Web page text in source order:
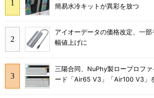
簡易水冷キットが異彩を放つ
アイオーデータの価格改定、一
幅値上げに
三陽合同、NuPhy製ロープロフ
ード「Air65 V3」「Air100 V3」